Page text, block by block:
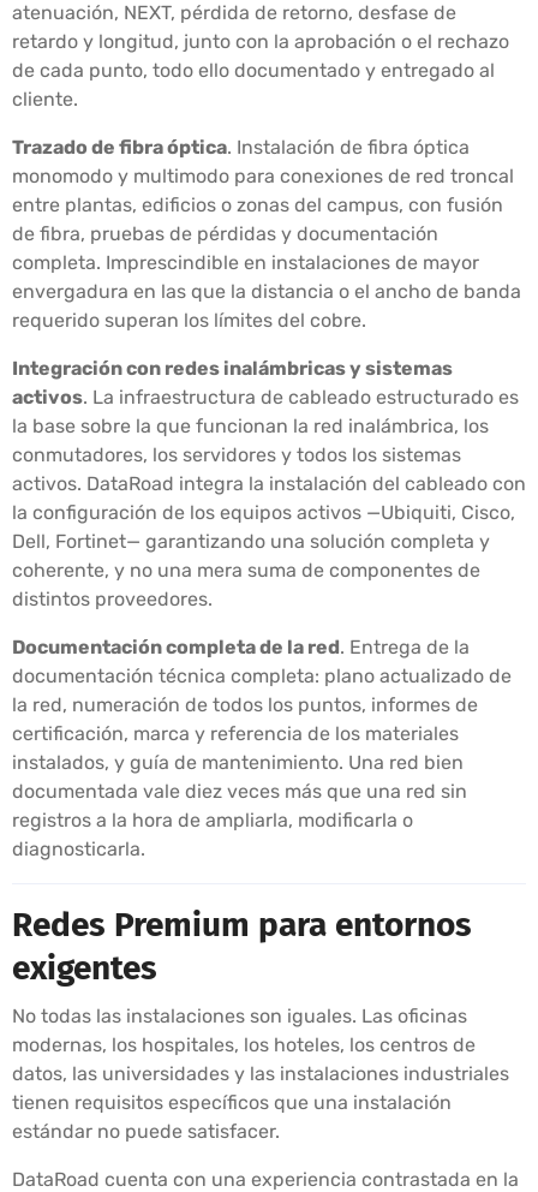
atenuación, NEXT, pérdida de retorno, desfase de
retardo y longitud, junto con la aprobación o el rechazo
de cada punto, todo ello documentado y entregado al
cliente.
Trazado de fibra óptica. Instalación de fibra óptica
monomodo y multimodo para conexiones de red troncal
entre plantas, edificios o zonas del campus, con fusión
de fibra, pruebas de pérdidas y documentación
completa. Imprescindible en instalaciones de mayor
envergadura en las que la distancia o el ancho de banda
requerido superan los límites del cobre.
Integración con redes inalámbricas y sistemas
activos. La infraestructura de cableado estructurado es
la base sobre la que funcionan la red inalámbrica, los
conmutadores, los servidores y todos los sistemas
activos. DataRoad integra la instalación del cableado con
la configuración de los equipos activos —Ubiquiti, Cisco,
Dell, Fortinet— garantizando una solución completa y
coherente, y no una mera suma de componentes de
distintos proveedores.
Documentación completa de la red. Entrega de la
documentación técnica completa: plano actualizado de
la red, numeración de todos los puntos, informes de
certificación, marca y referencia de los materiales
instalados, y guía de mantenimiento. Una red bien
documentada vale diez veces más que una red sin
registros a la hora de ampliarla, modificarla o
diagnosticarla.
Redes Premium para entornos
exigentes
No todas las instalaciones son iguales. Las oficinas
modernas, los hospitales, los hoteles, los centros de
datos, las universidades y las instalaciones industriales
tienen requisitos específicos que una instalación
estándar no puede satisfacer.
DataRoad cuenta con una experiencia contrastada en la